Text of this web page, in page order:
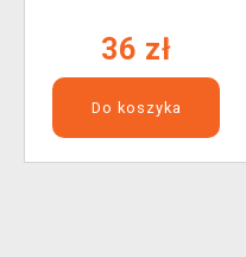
36 zł
Do koszyka